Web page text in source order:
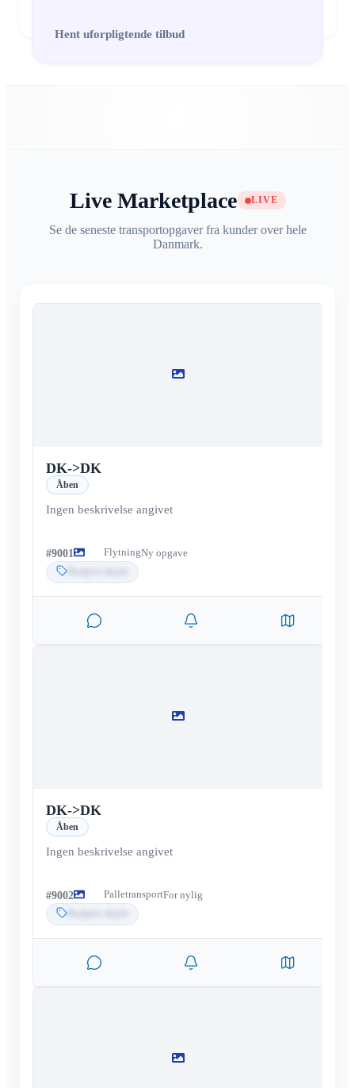
Hent uforpligtende tilbud
Live Marketplace LIVE
Se de seneste transportopgaver fra kunder over hele
Danmark.
DK->DK
Åben
Ingen beskrivelse angivet
#9001 FlytningNy opgave
DK->DK
Åben
Ingen beskrivelse angivet
#9002 PalletransportFor nylig